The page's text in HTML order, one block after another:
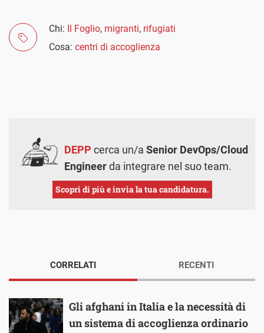
Chi: Il Foglio, migranti, rifugiati
Cosa: centri di accoglienza
DEPP cerca un/a Senior DevOps/Cloud
Engineerda integrare nel suo team.
Scopri di più e invia la tua candidatura.
CORRELATI
Gli afghani in Italia e la necessità di
un sistema di accoglienza ordinario
RECENTI